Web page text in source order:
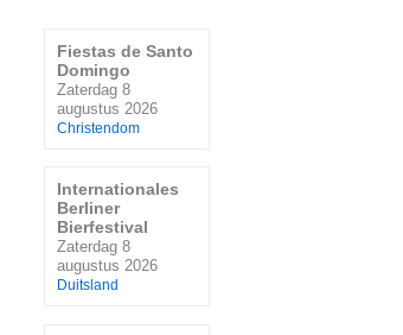
Fiestas de Santo
Domingo
Zaterdag 8
augustus 2026
Christendom
Internationales
Berliner
Bierfestival
Zaterdag 8
augustus 2026
Duitsland